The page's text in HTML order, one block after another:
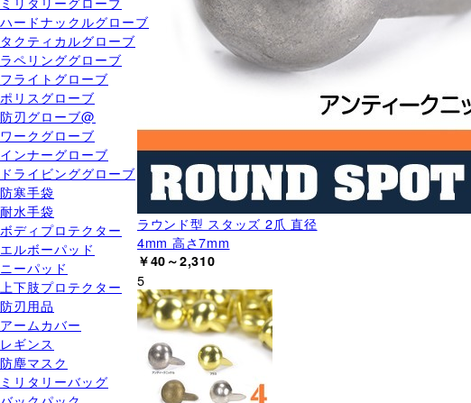
ハードナックルグローブ
タクティカルグローブ
ラペリンググローブ
フライトグローブ
ポリスグローブ
防刃グローブ@
ワークグローブ
インナーグローブ
ドライビンググローブ
防寒手袋
耐水手袋
ボディプロテクター
エルボーパッド
ニーパッド
上下肢プロテクター
防刃用品
アームカバー
レギンス
防塵マスク
ミリタリーバッグ
ラウンド型 スタッズ 2爪 直径
4mm 高さ7mm
￥40～2,310
5